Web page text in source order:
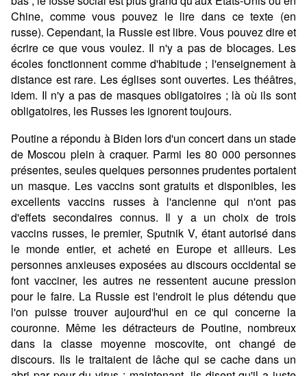
Chine, comme vous pouvez le lire dans ce texte (en
russe). Cependant, la Russie est libre. Vous pouvez dire et
écrire ce que vous voulez. Il n'y a pas de blocages. Les
écoles fonctionnent comme d'habitude ; l'enseignement à
distance est rare. Les églises sont ouvertes. Les théâtres,
idem. Il n'y a pas de masques obligatoires ; là où ils sont
obligatoires, les Russes les ignorent toujours.
Poutine a répondu à Biden lors d'un concert dans un stade
de Moscou plein à craquer. Parmi les 80 000 personnes
présentes, seules quelques personnes prudentes portaient
un masque. Les vaccins sont gratuits et disponibles, les
excellents vaccins russes à l'ancienne qui n'ont pas
d'effets secondaires connus. Il y a un choix de trois
vaccins russes, le premier, Sputnik V, étant autorisé dans
le monde entier, et acheté en Europe et ailleurs. Les
personnes anxieuses exposées au discours occidental se
font vacciner, les autres ne ressentent aucune pression
pour le faire. La Russie est l'endroit le plus détendu que
l'on puisse trouver aujourd'hui en ce qui concerne la
couronne. Même les détracteurs de Poutine, nombreux
dans la classe moyenne moscovite, ont changé de
discours. Ils le traitaient de lâche qui se cache dans un